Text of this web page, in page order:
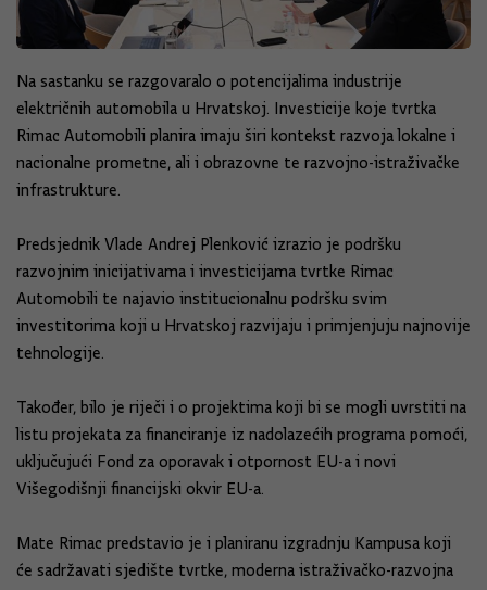
Na sastanku se razgovaralo o potencijalima industrije
električnih automobila u Hrvatskoj. Investicije koje tvrtka
Rimac Automobili planira imaju širi kontekst razvoja lokalne i
nacionalne prometne, ali i obrazovne te razvojno-istraživačke
infrastrukture.
Predsjednik Vlade Andrej Plenković izrazio je podršku
razvojnim inicijativama i investicijama tvrtke Rimac
Automobili te najavio institucionalnu podršku svim
investitorima koji u Hrvatskoj razvijaju i primjenjuju najnovije
tehnologije.
Također, bilo je riječi i o projektima koji bi se mogli uvrstiti na
listu projekata za financiranje iz nadolazećih programa pomoći,
uključujući Fond za oporavak i otpornost EU-a i novi
Višegodišnji financijski okvir EU-a.
Mate Rimac predstavio je i planiranu izgradnju Kampusa koji
će sadržavati sjedište tvrtke, moderna istraživačko-razvojna